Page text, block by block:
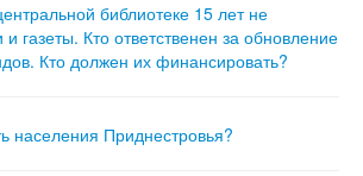
библиотеке 15 лет не
газеты. Кто ответственен за обновление
Кто должен их финансировать?
населения Приднестровья?